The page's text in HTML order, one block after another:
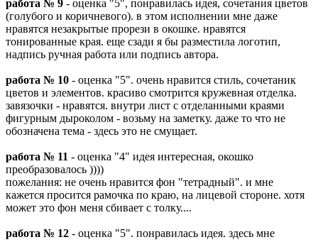
работа № 9 - оценка "5", понравилась идея, сочетания цветов
(голубого и коричневого). в этом исполнении мне даже
нравятся незакрытые прорези в окошке. нравятся
тонированные края. еще сзади я бы разместила логотип,
надпись ручная работа или подпись автора.
работа № 10 - оценка "5". очень нравится стиль, сочетаник
цветов и элементов. красиво смотрится кружевная отделка.
завязочки - нравятся. внутри лист с отделанными краями
фигурным дыроколом - возьму на заметку. даже то что не
обозначена тема - здесь это не смущает.
работа № 11 - оценка "4" идея интересная, окошко
преобразовалось ))))
пожелания: не очень нравится фон "тетрадный". и мне
кажется просится рамочка по краю, на лицевой стороне. хотя
может это фон меня сбивает с толку....
работа № 12 - оценка "5". понравилась идея. здесь мне